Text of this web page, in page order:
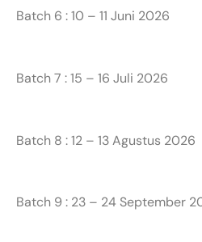
Batch 6 : 10 – 11 Juni 2026
Batch 7 : 15 – 16 Juli 2026
Batch 8 : 12 – 13 Agustus 2026
Batch 9 : 23 – 24 September